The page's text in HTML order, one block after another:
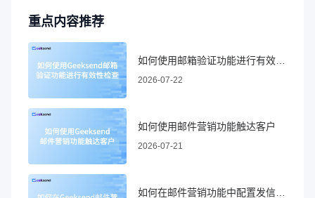
重点内容推荐
2026-07-22
如何使用邮件营销功能触达客户
2026-07-21